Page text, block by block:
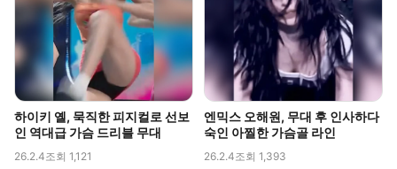
하이키 옐, 묵직한 피지컬로 선보
인 역대급 가슴 드리블 무대
26.2.4조회 1,121
엔믹스 오해원, 무대 후 인사하다
숙인 아찔한 가슴골 라인
26.2.4조회 1,393